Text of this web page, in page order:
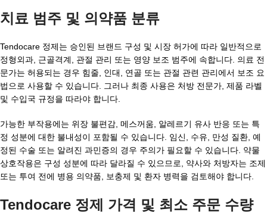
치료 범주 및 의약품 분류
Tendocare 정제는 승인된 브랜드 구성 및 시장 허가에 따라 일반적으로
정형외과, 근골격계, 관절 관리 또는 영양 보조 범주에 속합니다. 의료 전
문가는 허용되는 경우 힘줄, 인대, 연골 또는 관절 관련 관리에서 보조 요
법으로 사용할 수 있습니다. 그러나 최종 사용은 처방 전문가, 제품 라벨
및 수입국 규정을 따라야 합니다.
가능한 부작용에는 위장 불편감, 메스꺼움, 알레르기 유사 반응 또는 특
정 성분에 대한 불내성이 포함될 수 있습니다. 임신, 수유, 만성 질환, 예
정된 수술 또는 알려진 과민증의 경우 주의가 필요할 수 있습니다. 약물
상호작용은 구성 성분에 따라 달라질 수 있으므로, 약사와 처방자는 조제
또는 투여 전에 병용 의약품, 보충제 및 환자 병력을 검토해야 합니다.
Tendocare 정제 가격 및 최소 주문 수량